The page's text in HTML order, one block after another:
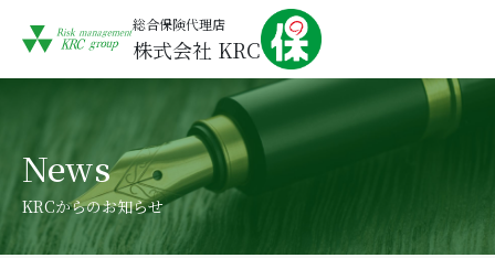
総合保険代理店
株式会社 KRC
News
KRCからのお知らせ